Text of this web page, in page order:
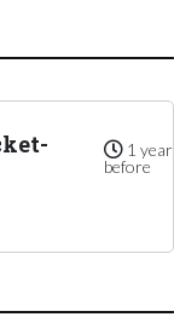
1 year
before